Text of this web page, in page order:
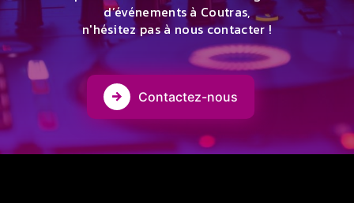
d’événements à Coutras,
n'hésitez pas à nous contacter !
Contactez-nous